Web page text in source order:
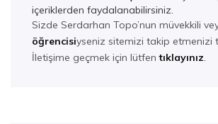
içeriklerden faydalanabilirsiniz.
Sizde Serdarhan Topo’nun müvekkili
öğrencisiyseniz sitemizi takip etmenizi
İletişime geçmek için lütfentıklayınız.